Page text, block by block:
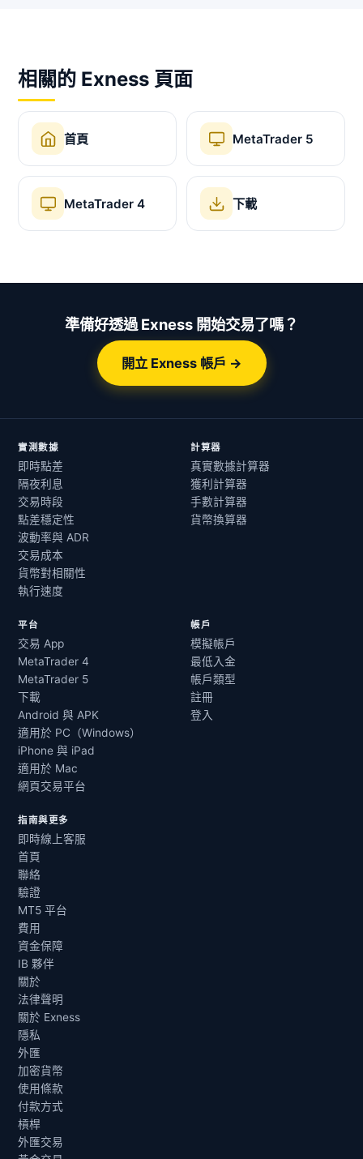
相關的 Exness 頁面
首頁 MetaTrader 5
MetaTrader 4 下載
準備好透過 Exness 開始交易了嗎？
開立 Exness 帳戶 →
實測數據
即時點差
隔夜利息
交易時段
點差穩定性
波動率與 ADR
交易成本
貨幣對相關性
執行速度
計算器
真實數據計算器
獲利計算器
手數計算器
貨幣換算器
平台
交易 App
MetaTrader 4
MetaTrader 5
下載
Android 與 APK
適用於 PC（Windows）
iPhone 與 iPad
適用於 Mac
網頁交易平台
帳戶
模擬帳戶
最低入金
帳戶類型
註冊
登入
指南與更多
即時線上客服
首頁
聯絡
驗證
MT5 平台
費用
資金保障
IB 夥伴
關於
法律聲明
關於 Exness
隱私
外匯
加密貨幣
使用條款
付款方式
槓桿
外匯交易